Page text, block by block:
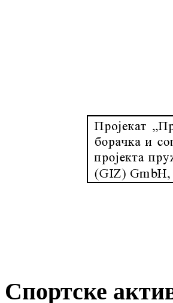
Спортске